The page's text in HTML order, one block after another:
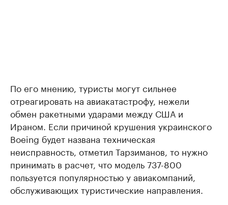
По его мнению, туристы могут сильнее
отреагировать на авиакатастрофу, нежели
обмен ракетными ударами между США и
Ираном. Если причиной крушения украинского
Boeing будет названа техническая
неисправность, отметил Тарзиманов, то нужно
принимать в расчет, что модель 737-800
пользуется популярностью у авиакомпаний,
обслуживающих туристические направления.